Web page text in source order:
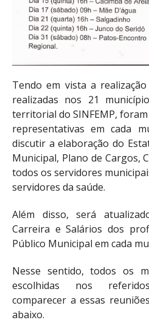
Tendo em vista a
realizadas nos 21
territorial do SINFEMP,
representativas em cada
discutir a elaboração do
Municipal, Plano de Cargos,
todos os servidores
servidores da saúde.
Além disso, será
Carreira e Salários dos
Público Municipal em cada
Nesse sentido, todos os
escolhidas nos
comparecer a essas
abaixo.